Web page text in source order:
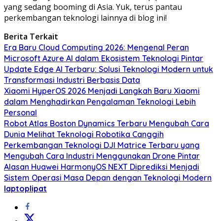
yang sedang booming di Asia. Yuk, terus pantau
perkembangan teknologi lainnya di blog ini!
Berita Terkait
Era Baru Cloud Computing 2026: Mengenal Peran
Microsoft Azure AI dalam Ekosistem Teknologi Pintar
Update Edge AI Terbaru: Solusi Teknologi Modern untuk
Transformasi Industri Berbasis Data
Xiaomi HyperOS 2026 Menjadi Langkah Baru Xiaomi
dalam Menghadirkan Pengalaman Teknologi Lebih
Personal
Robot Atlas Boston Dynamics Terbaru Mengubah Cara
Dunia Melihat Teknologi Robotika Canggih
Perkembangan Teknologi DJI Matrice Terbaru yang
Mengubah Cara Industri Menggunakan Drone Pintar
Alasan Huawei HarmonyOS NEXT Diprediksi Menjadi
Sistem Operasi Masa Depan dengan Teknologi Modern
laptoplipat